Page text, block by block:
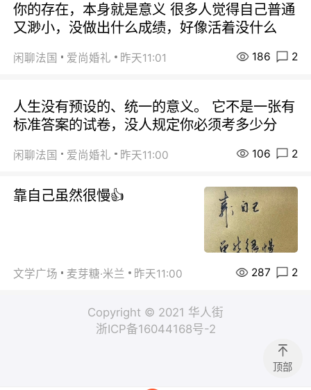
你的存在，本身就是意义 很多人觉得自己普通
又渺小，没做出什么成绩，好像活着没什么
闲聊法国 爱尚婚礼 昨天11:01 186 2
人生没有预设的、统一的意义。 它不是一张有
标准答案的试卷，没人规定你必须考多少分
闲聊法国 爱尚婚礼 昨天11:00 106 2
靠自己虽然很慢👍
文学广场 麦芽糖·米兰 昨天11:00 287 2
Copyright © 2021 华人街
浙ICP备16044168号-2
顶部